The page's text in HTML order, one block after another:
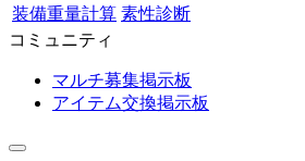
装備重量計算 素性診断
コミュニティ
マルチ募集掲示板
アイテム交換掲示板